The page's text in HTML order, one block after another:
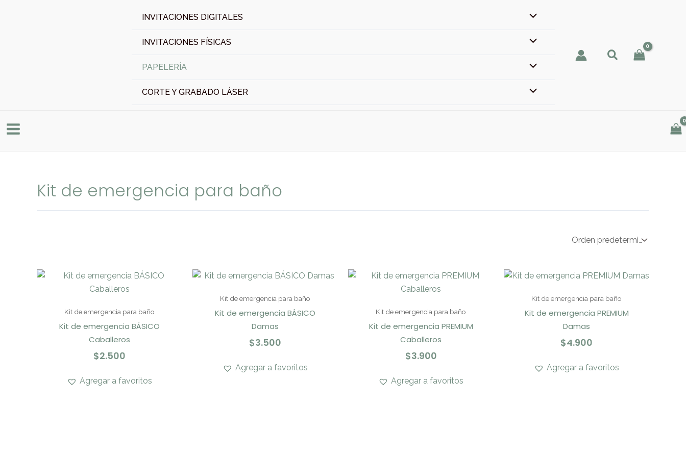
INVITACIONES DIGITALES
INVITACIONES FÍSICAS
PAPELERÍA
CORTE Y GRABADO LÁSER
Kit de emergencia para baño
Kit de emergencia para baño
Kit de emergencia BÁSICO
Caballeros
$2.500
Agregar a favoritos
Kit de emergencia para baño
Kit de emergencia BÁSICO
Damas
$3.500
Agregar a favoritos
Kit de emergencia para baño
Kit de emergencia PREMIUM
Caballeros
$3.900
Agregar a favoritos
Kit de emergencia para baño
Kit de emergencia PREMIUM
Damas
$4.900
Agregar a favoritos